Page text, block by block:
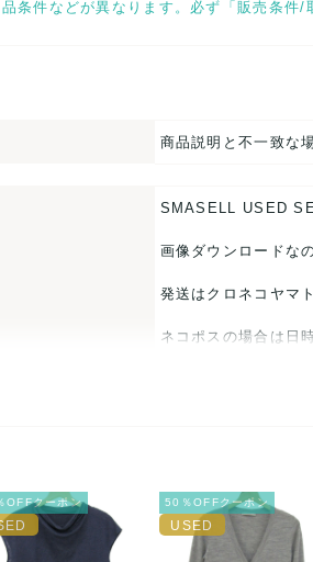
で、ご確認下さいませ。
条件などが異なります。必ず「販売条件/
商品説明と不一致な
SMASELL USED
画像ダウンロードな
発送はクロネコヤマ
ネコポスの場合は日
USED品に関しまし
また商品には細心の
とがあれば、誠意を
また並行輸入品も
OFFクーポン 50％OFFクーポン